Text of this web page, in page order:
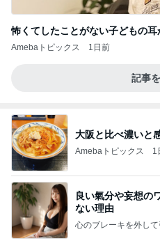
怖くてしたことがない子どもの耳
Amebaトピックス 1日前
記事
大阪と比べ濃いと
Amebaトピックス 1
良い氣分や妄想の
ない理由
心のブレーキを外して